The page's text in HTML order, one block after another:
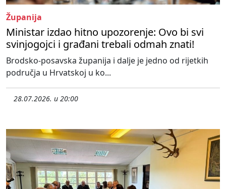
Županija
Ministar izdao hitno upozorenje: Ovo bi svi
svinjogojci i građani trebali odmah znati!
Brodsko-posavska županija i dalje je jedno od rijetkih
područja u Hrvatskoj u ko...
28.07.2026. u 20:00